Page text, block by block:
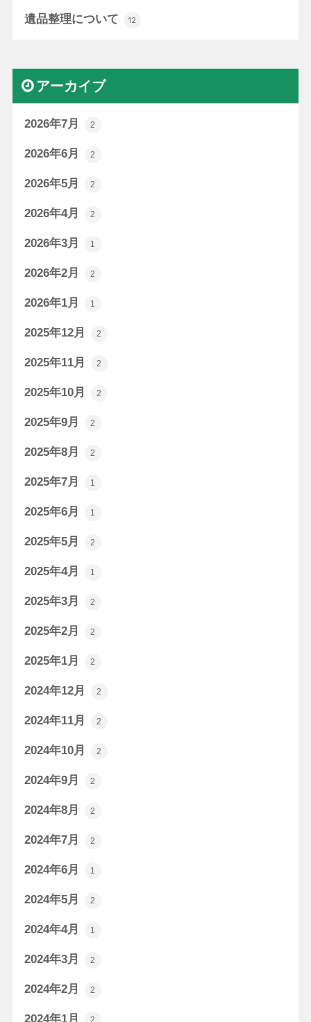
遺品整理について 12
アーカイブ
2026年7月 2
2026年6月 2
2026年5月 2
2026年4月 2
2026年3月 1
2026年2月 2
2026年1月 1
2025年12月 2
2025年11月 2
2025年10月 2
2025年9月 2
2025年8月 2
2025年7月 1
2025年6月 1
2025年5月 2
2025年4月 1
2025年3月 2
2025年2月 2
2025年1月 2
2024年12月 2
2024年11月 2
2024年10月 2
2024年9月 2
2024年8月 2
2024年7月 2
2024年6月 1
2024年5月 2
2024年4月 1
2024年3月 2
2024年2月 2
2024年1月 2